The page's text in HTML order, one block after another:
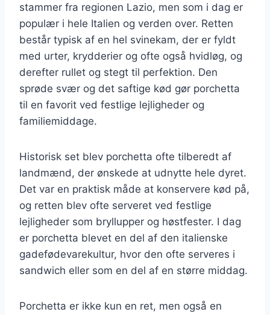
stammer fra regionen Lazio, men som i dag er
populær i hele Italien og verden over. Retten
består typisk af en hel svinekam, der er fyldt
med urter, krydderier og ofte også hvidløg, og
derefter rullet og stegt til perfektion. Den
sprøde svær og det saftige kød gør porchetta
til en favorit ved festlige lejligheder og
familiemiddage.
Historisk set blev porchetta ofte tilberedt af
landmænd, der ønskede at udnytte hele dyret.
Det var en praktisk måde at konservere kød på,
og retten blev ofte serveret ved festlige
lejligheder som bryllupper og høstfester. I dag
er porchetta blevet en del af den italienske
gadefødevarekultur, hvor den ofte serveres i
sandwich eller som en del af en større middag.
Porchetta er ikke kun en ret, men også en